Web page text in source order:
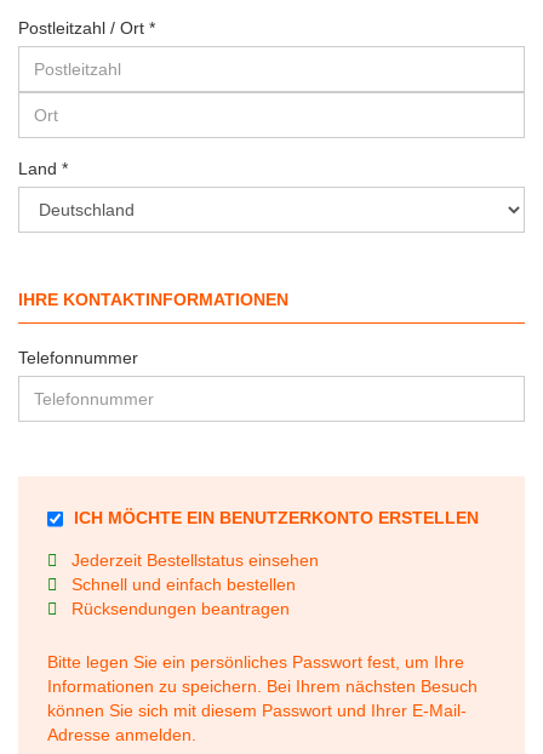
Postleitzahl / Ort
Land
IHRE KONTAKTINFORMATIONEN
Telefonnummer
SICHERN
IHRE
INFORMATIONEN
MIT
PASSWORT.
ICH MÖCHTE EIN BENUTZERKONTO ERSTELLEN
Jederzeit Bestellstatus einsehen
Schnell und einfach bestellen
Rücksendungen beantragen
Bitte legen Sie ein persönliches Passwort fest, um Ihre
Informationen zu speichern. Bei Ihrem nächsten Besuch
können Sie sich mit diesem Passwort und Ihrer E-Mail-
Adresse anmelden.